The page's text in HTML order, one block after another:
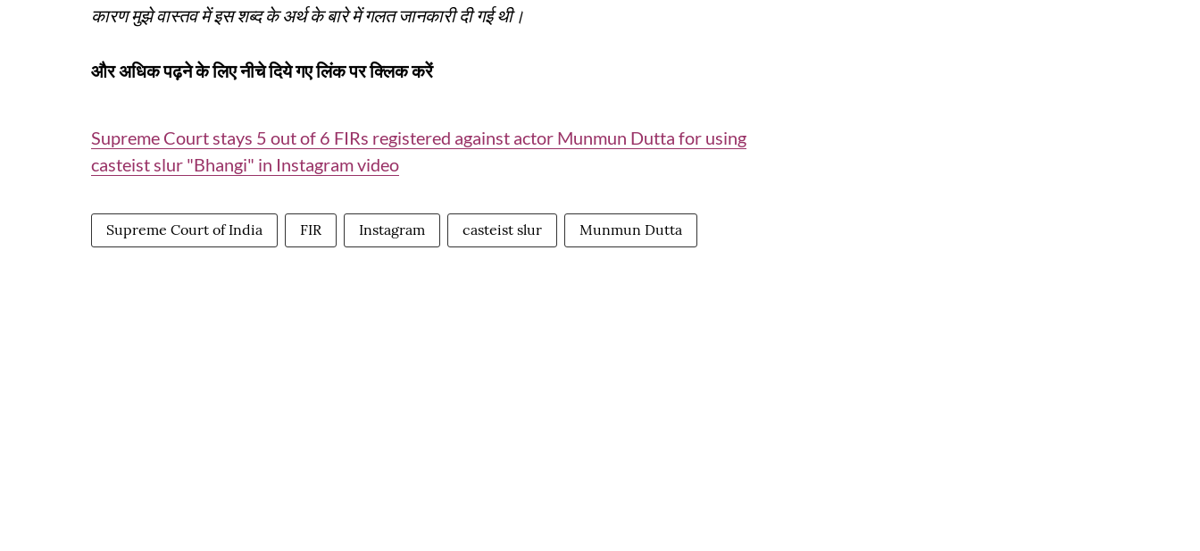
कारण मुझे वास्तव में इस शब्द के अर्थ के बारे में गलत जानकारी दी गई थी।
और अधिक पढ़ने के लिए नीचे दिये गए लिंक पर क्लिक करें
Supreme Court stays 5 out of 6 FIRs registered against actor Munmun Dutta for using
casteist slur "Bhangi" in Instagram video
Supreme Court of India FIR Instagram casteist slur Munmun Dutta